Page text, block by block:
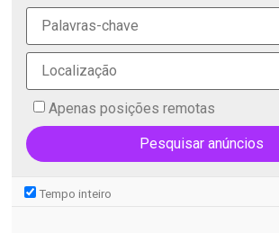
Apenas posições remotas
Tempo inteiro